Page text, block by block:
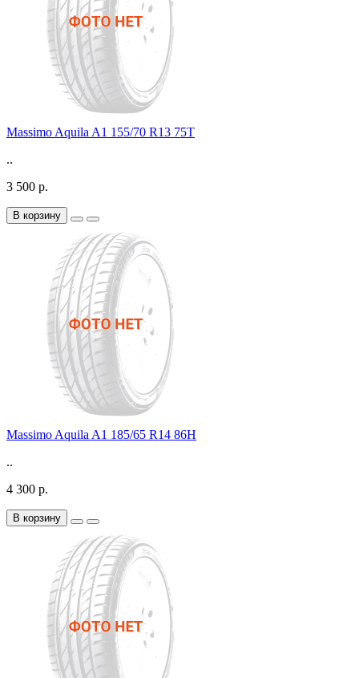
Massimo Aquila A1 155/70 R13 75T
..
3 500 р.
В корзину
Massimo Aquila A1 185/65 R14 86H
..
4 300 р.
В корзину